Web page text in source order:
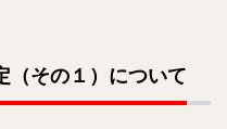
その１）について